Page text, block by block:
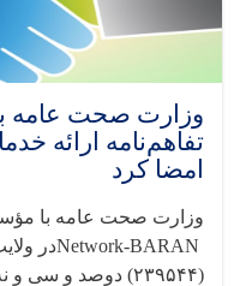
تفاهم‌نامه ارائه
امضا کرد
وزارت صحت عامه با
Network-BARANدر
(۲۳۹۵۴۴) دوصد و